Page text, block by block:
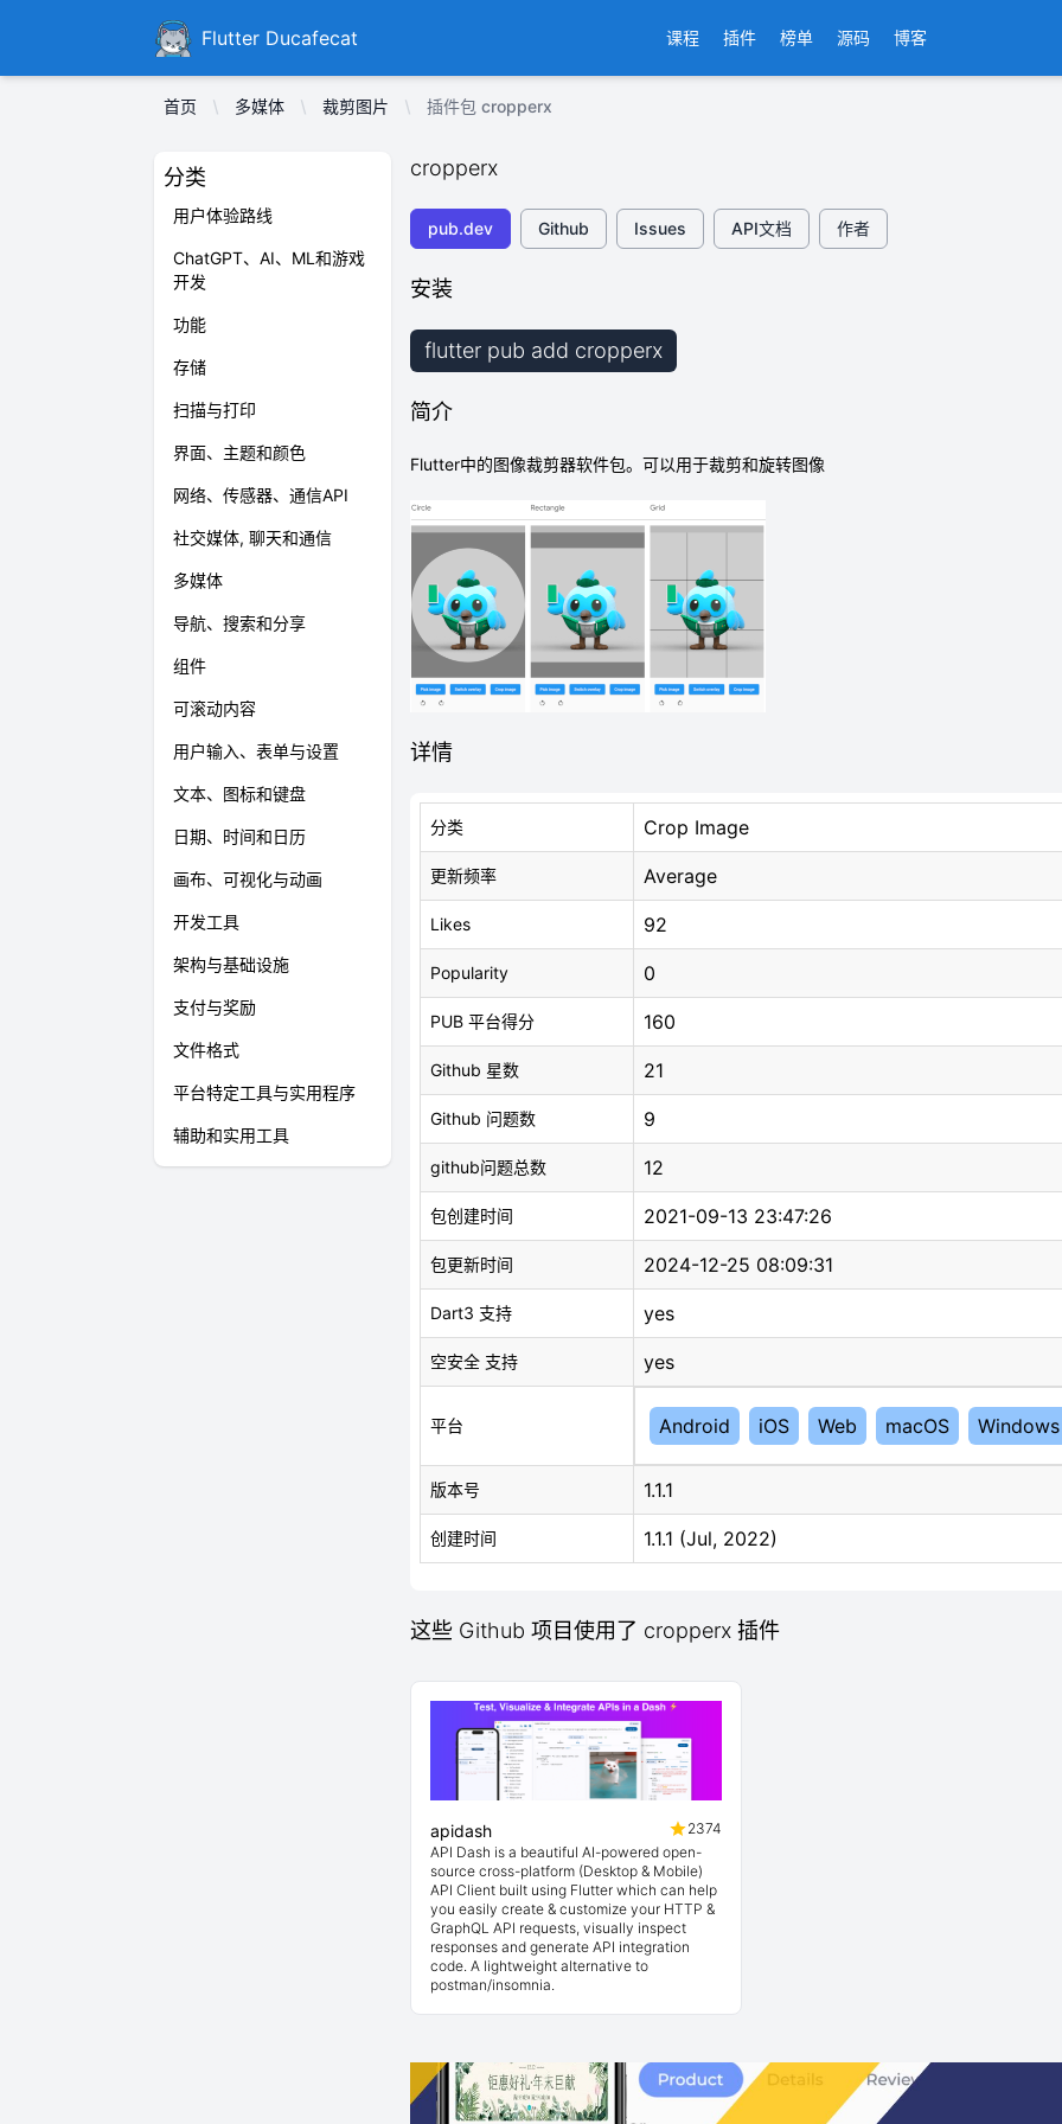
DucafecatFlutter Ducafecat 课程 插件 榜单 源码 博客
首页 多媒体 裁剪图片 插件包 cropperx
分类
用户体验路线
ChatGPT、AI、ML和游戏
开发
功能
存储
扫描与打印
界面、主题和颜色
网络、传感器、通信API
社交媒体, 聊天和通信
多媒体
导航、搜索和分享
组件
可滚动内容
用户输入、表单与设置
文本、图标和键盘
日期、时间和日历
画布、可视化与动画
开发工具
架构与基础设施
支付与奖励
文件格式
平台特定工具与实用程序
辅助和实用工具
cropperx
pub.dev Github Issues API文档 作者
安装
flutter pub add cropperx
简介
Flutter中的图像裁剪器软件包。可以用于裁剪和旋转图像
详情
分类 Crop Image
更新频率 Average
Likes 92
Popularity 0
PUB 平台得分 160
Github 星数 21
Github 问题数 9
github问题总数 12
包创建时间 2021-09-13 23:47:26
包更新时间 2024-12-25 08:09:31
Dart3 支持 yes
空安全 支持 yes
平台 Android iOS Web macOS Windows
版本号 1.1.1
创建时间 1.1.1 (Jul, 2022)
这些 Github 项目使用了 cropperx 插件
apidash
2374
API Dash is a beautiful AI-powered open-
source cross-platform (Desktop & Mobile)
API Client built using Flutter which can help
you easily create & customize your HTTP &
GraphQL API requests, visually inspect
responses and generate API integration
code. A lightweight alternative to
postman/insomnia.